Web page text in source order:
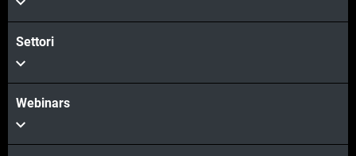
Scopri di più
Settori
Webinars